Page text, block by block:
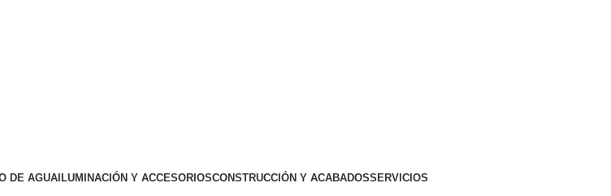
DE AGUAILUMINACIÓN Y ACCESORIOSCONSTRUCCIÓN Y ACABADOSSERVICIOS